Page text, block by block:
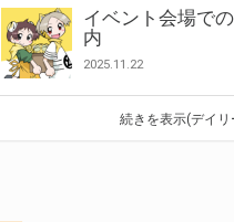
イベント会場で
内
2025.11.22
続きを表示(デイリ